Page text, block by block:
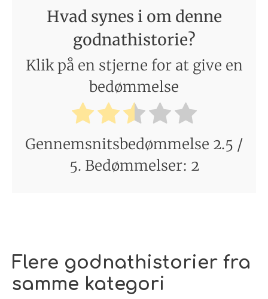
Hvad synes i om denne
godnathistorie?
Klik på en stjerne for at give en
bedømmelse
Gennemsnitsbedømmelse 2.5 /
5. Bedømmelser: 2
Flere godnathistorier fra
samme kategori